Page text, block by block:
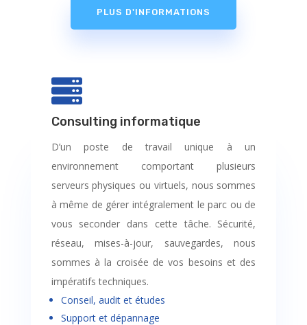
PLUS D'INFORMATIONS

Consulting informatique
D’un poste de travail unique à un
environnement comportant plusieurs
serveurs physiques ou virtuels, nous sommes
à même de gérer intégralement le parc ou de
vous seconder dans cette tâche. Sécurité,
réseau, mises-à-jour, sauvegardes, nous
sommes à la croisée de vos besoins et des
impératifs techniques.
Conseil, audit et études
Support et dépannage